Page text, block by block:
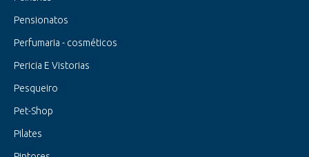
Pensionatos
Perfumaria - cosméticos
Pericia E Vistorias
Pesqueiro
Pet-Shop
Pilates